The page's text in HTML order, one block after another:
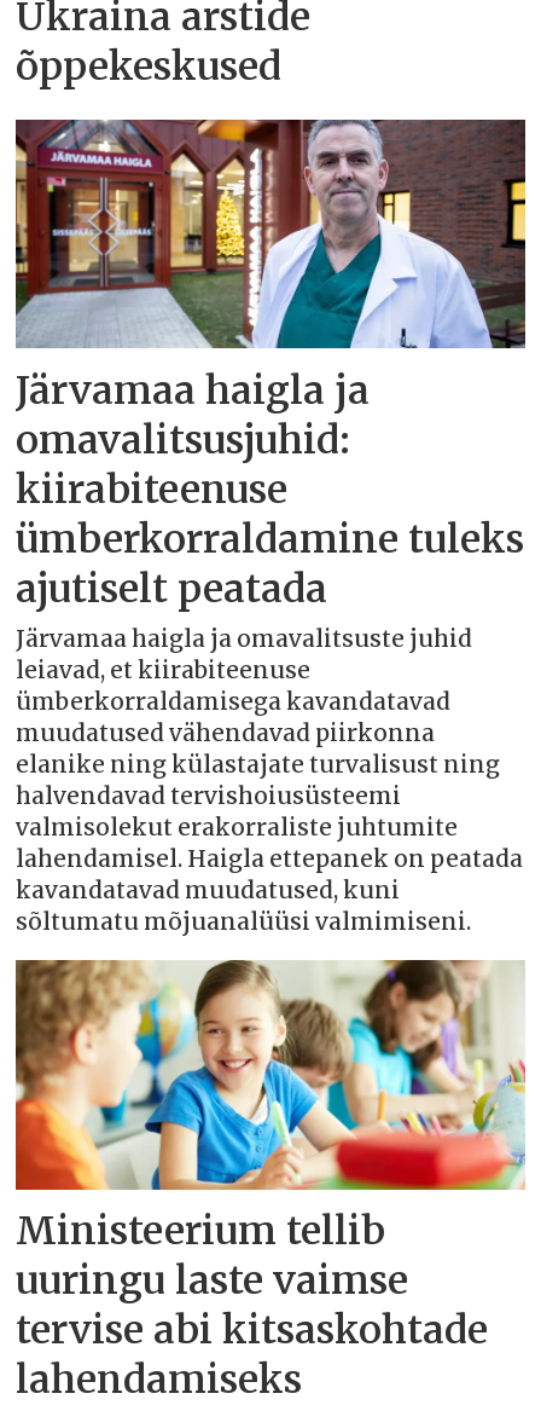
Ukraina arstide
õppekeskused
Järvamaa haigla ja
omavalitsusjuhid:
kiirabiteenuse
ümberkorraldamine tuleks
ajutiselt peatada
Järvamaa haigla ja omavalitsuste juhid
leiavad, et kiirabiteenuse
ümberkorraldamisega kavandatavad
muudatused vähendavad piirkonna
elanike ning külastajate turvalisust ning
halvendavad tervishoiusüsteemi
valmisolekut erakorraliste juhtumite
lahendamisel. Haigla ettepanek on peatada
kavandatavad muudatused, kuni
sõltumatu mõjuanalüüsi valmimiseni.
Ministeerium tellib
uuringu laste vaimse
tervise abi kitsaskohtade
lahendamiseks